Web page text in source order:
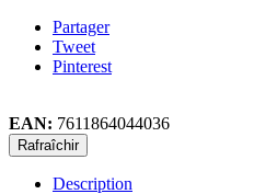
Partager
Tweet
Pinterest
EAN: 7611864044036
Description